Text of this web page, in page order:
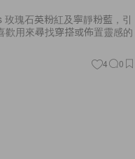
瑰石英粉紅及寧靜粉藍，引
用來尋找穿搭或佈置靈感的
4 0